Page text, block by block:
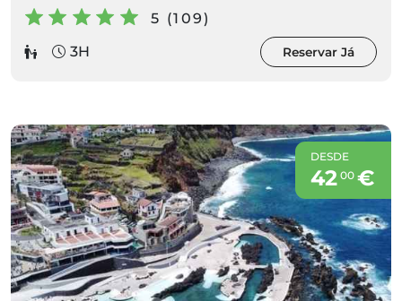
5 (109)
3H
Reservar Já
DESDE
42 00€